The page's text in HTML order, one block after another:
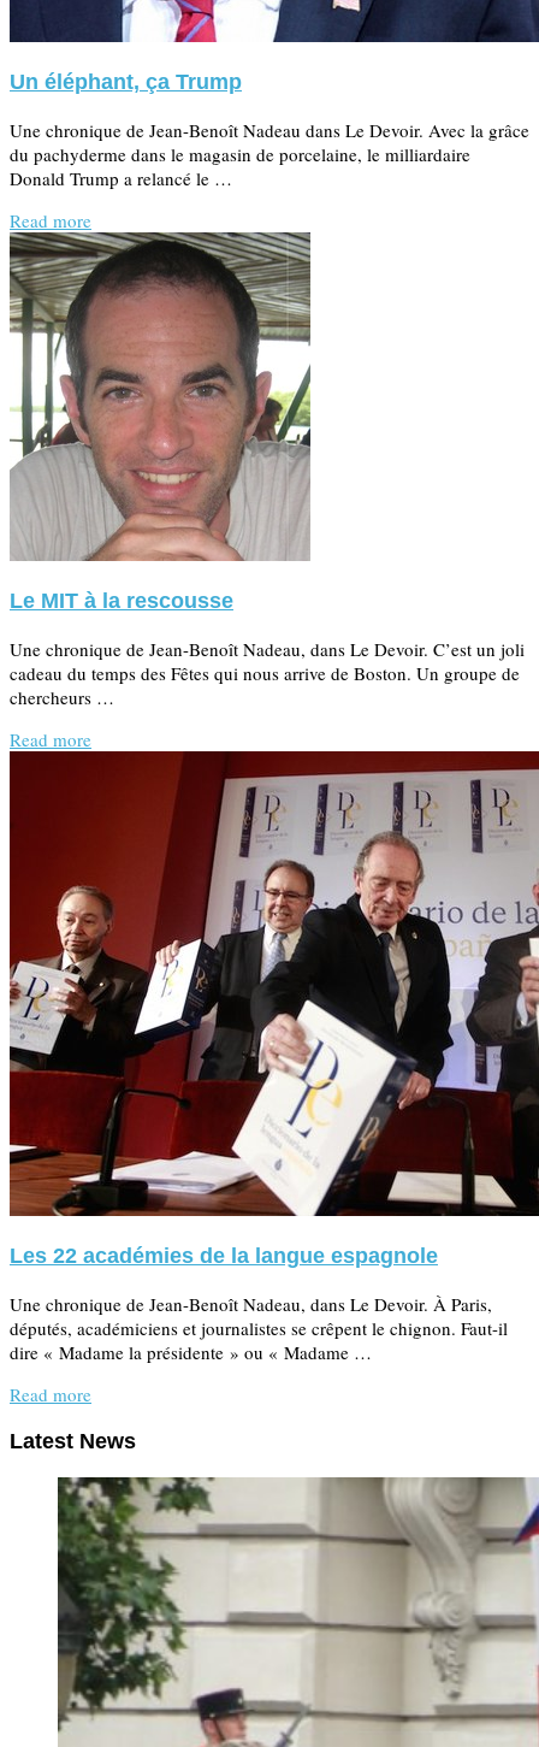
Un éléphant, ça Trump
Une chronique de Jean-Benoît Nadeau dans Le Devoir. Avec la grâce
du pachyderme dans le magasin de porcelaine, le milliardaire
Donald Trump a relancé le …
Read more
Le MIT à la rescousse
Une chronique de Jean-Benoît Nadeau, dans Le Devoir. C’est un joli
cadeau du temps des Fêtes qui nous arrive de Boston. Un groupe de
chercheurs …
Read more
Les 22 académies de la langue espagnole
Une chronique de Jean-Benoît Nadeau, dans Le Devoir. À Paris,
députés, académiciens et journalistes se crêpent le chignon. Faut-il
dire « Madame la présidente » ou « Madame …
Read more
Latest News